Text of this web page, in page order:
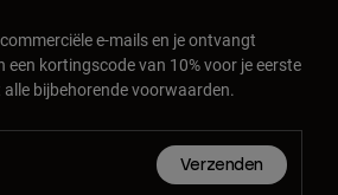
e-mails en je ontvangt
een kortingscode van 10% voor je eerste
bijbehorende voorwaarden.
Verzenden